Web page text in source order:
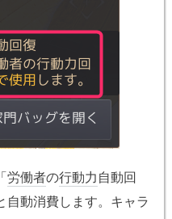
労働者の行動力自動回
動消費します。キャラ